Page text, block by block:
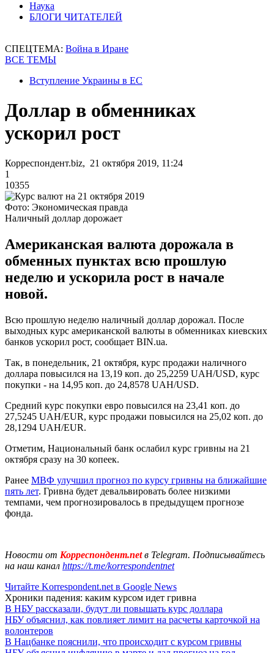
Наука
БЛОГИ ЧИТАТЕЛЕЙ
СПЕЦТЕМА: Война в Иране
ВСЕ ТЕМЫ
Вступление Украины в ЕС
Доллар в обменниках
ускорил рост
Корреспондент.biz, 21 октября 2019, 11:24
1
10355
Фото: Экономическая правда
Наличный доллар дорожает
Американская валюта дорожала в
обменных пунктах всю прошлую
неделю и ускорила рост в начале
новой.
Всю прошлую неделю наличный доллар дорожал. После
выходных курс американской валюты в обменниках киевских
банков ускорил рост, сообщает BIN.ua.
Так, в понедельник, 21 октября, курс продажи наличного
доллара повысился на 13,19 коп. до 25,2259 UAH/USD, курс
покупки - на 14,95 коп. до 24,8578 UAH/USD.
Средний курс покупки евро повысился на 23,41 коп. до
27,5245 UAH/EUR, курс продажи повысился на 25,02 коп. до
28,1294 UAH/EUR.
Отметим, Национальный банк ослабил курс гривны на 21
октября сразу на 30 копеек.
Ранее МВФ улучшил прогноз по курсу гривны на ближайшие
пять лет. Гривна будет девальвировать более низкими
темпами, чем прогнозировалось в предыдущем прогнозе
фонда.
Новости от Корреспондент.netв Telegram. Подписывайтесь
на наш канал https://t.me/korrespondentnet
Читайте Korrespondent.net в Google News
Хроники падения: каким курсом идет гривна
В НБУ рассказали, будут ли повышать курс доллара
НБУ объяснил, как повлияет лимит на расчеты карточкой на
волонтеров
В Нацбанке пояснили, что происходит с курсом гривны